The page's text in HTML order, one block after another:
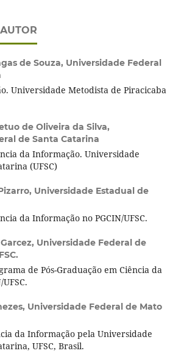
de Souza, Universidade Federal
Universidade Metodista de Piracicaba
de Oliveira da Silva,
de Santa Catarina
da Informação. Universidade
(UFSC)
Universidade Estadual de
da Informação no PGCIN/UFSC.
Universidade Federal de
de Pós-Graduação em Ciência da
Universidade Federal de Mato
da Informação pela Universidade
UFSC, Brasil.